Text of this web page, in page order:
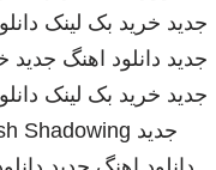
جدید خرید بک لینک
جدید دانلود اهنگ جدید
جدید خرید بک لینک
جدید Shadowing